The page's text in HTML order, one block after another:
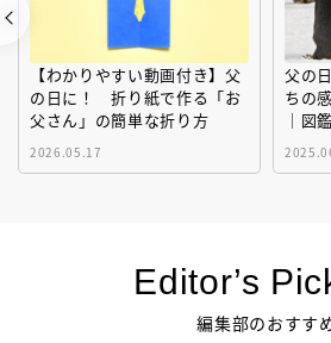
【わかりやすい動画付き】父
の日に！ 折り紙で作る「お
父さん」の簡単な折り方
2026.05.17
父の
ちの
｜図
Editor’s
編集部のおすす